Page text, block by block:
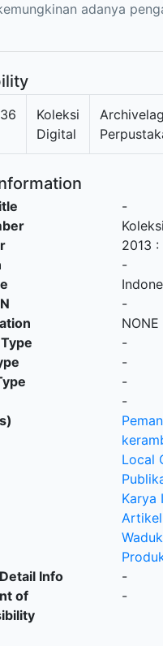
adanya
Koleksi
Digital
-
2013 :
-
-
NONE
-
-
-
-
Local
Karya
Info
-
of
-